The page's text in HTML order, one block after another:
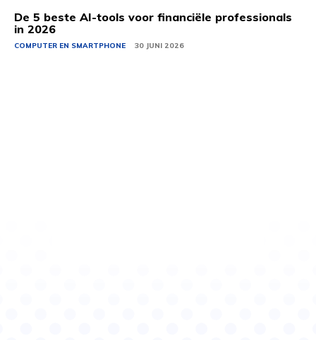
De 5 beste AI-tools voor financiële professionals
in 2026
COMPUTER EN SMARTPHONE 30 JUNI 2026